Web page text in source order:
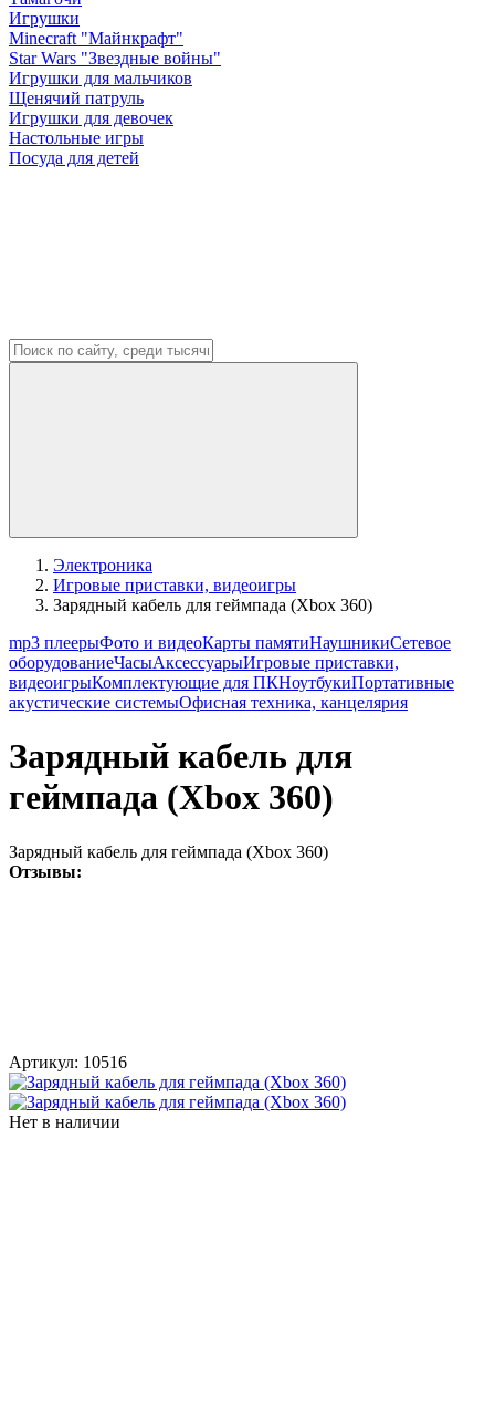
Игрушки
Minecraft "Майнкрафт"
Star Wars "Звездные войны"
Игрушки для мальчиков
Щенячий патруль
Игрушки для девочек
Настольные игры
Посуда для детей
Электроника
Игровые приставки, видеоигры
Зарядный кабель для геймпада (Xbox 360)
mp3 плеерыФото и видеоКарты памятиНаушникиСетевое
оборудованиеЧасыАксессуарыИгровые приставки,
видеоигрыКомплектующие для ПКНоутбукиПортативные
акустические системыОфисная техника, канцелярия
Зарядный кабель для
геймпада (Xbox 360)
Зарядный кабель для геймпада (Xbox 360)
Отзывы:
Артикул: 10516
Нет в наличии